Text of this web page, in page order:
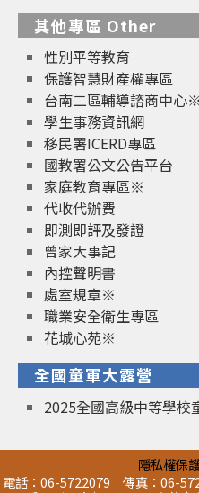
其他專區 Other
性別平等教育
保護智慧財產權專區
台南二區輔導諮商中心※
學生事務資訊網
移民署ICERD專區
國教署公文公告平台
家庭教育專區※
代收代辦費
即測即評及發證
曾家大事記
內控聲明書
處室規章※
職業安全衛生專區
花城心苑※
全國童軍大露營
2025全國高級中等學校
隱私權保
電話：06-5722079｜傳真：06-